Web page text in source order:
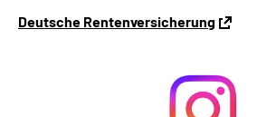
Deutsche Rentenversicherung